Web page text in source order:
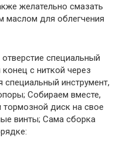
желательно смазать
маслом для облегчения
специальный
с ниткой через
специальный инструмент,
Собираем вместе,
диск на свое
винты; Сама сборка